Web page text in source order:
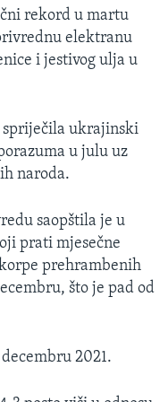
rekord u martu
elektranu
i jestivog ulja u
spriječila ukrajinski
u julu uz
naroda.
saopštila je u
prati mjesečne
prehrambenih
što je pad od
2021.